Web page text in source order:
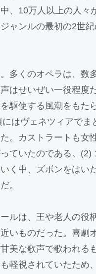
、10万人以上の人々
ャンルの最初の2世
多くのオペラは、数
はせいぜい一役程度
駆使する風潮をもた
はヴェネツィアで
。カストラートも女
ていたのである。
く中、ズボンをはい
。
ルは、王や老人の役
いものだった。喜劇
美な歌声で歌われる
軽視されていたため